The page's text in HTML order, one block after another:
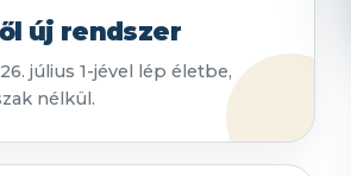
új rendszer
július 1-jével lép életbe,
nélkül.